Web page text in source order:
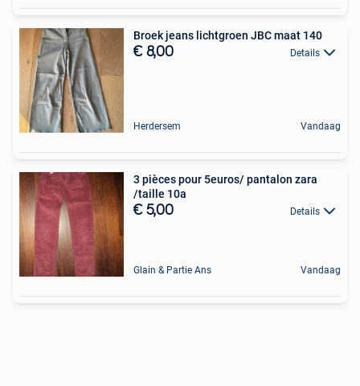
Broek jeans lichtgroen JBC maat 140
€ 8,00 Details
Herdersem Vandaag
3 pièces pour 5euros/ pantalon zara
/taille 10a
€ 5,00 Details
Glain & Partie Ans Vandaag